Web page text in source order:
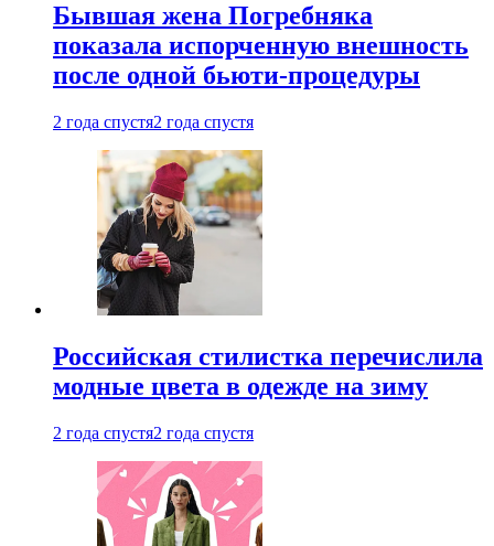
Бывшая жена Погребняка
показала испорченную внешность
после одной бьюти-процедуры
2 года спустя2 года спустя
Российская стилистка перечислила
модные цвета в одежде на зиму
2 года спустя2 года спустя